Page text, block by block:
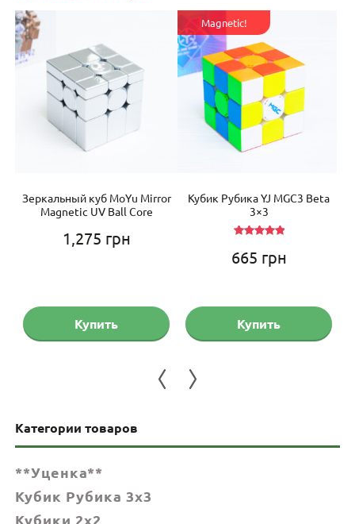
Зеркальный куб MoYu Mirror
Magnetic UV Ball Core
1,275 грн
Купить
Кубик Рубика YJ MGC3 Beta
3×3
5.00из 5
665 грн
Magnetic!
Купить
Категории товаров
**Уценка**
Кубик Рубика 3x3
Кубики 2x2